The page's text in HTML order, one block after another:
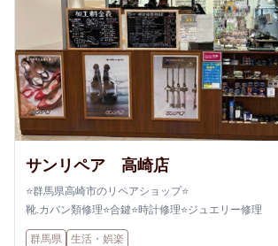
サンリペア 高崎店
⭐️群馬県高崎市のリペアショップ⭐️
靴.カバン類修理⭐️合鍵⭐️時計修理⭐️ジュエリー修理
群馬県 生活・娯楽